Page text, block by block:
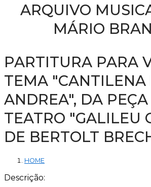
ARQUIVO
MÁRIO
PARTITURA PARA
TEMA "CANTILENA
ANDREA", DA
TEATRO "GALILEU
DE BERTOLT
HOME
Descrição: